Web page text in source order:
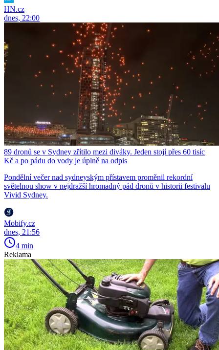
HN.cz
dnes, 22:00
89 dronů se v Sydney zřítilo mezi diváky. Jeden stojí přes 60 tisíc
Kč a po pádu do vody je úplně na odpis
Pondělní večer nad sydneyským přístavem proměnil rekordní
světelnou show v nejdražší hromadný pád dronů v historii festivalu
Vivid Sydney.
Mobify.cz
dnes, 21:56
4 min
Reklama